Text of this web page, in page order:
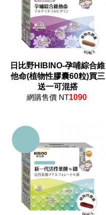
日比野HIBINO-孕哺綜合維
他命(植物性膠囊60粒)買三
送一可混搭
網購售價 NT1090